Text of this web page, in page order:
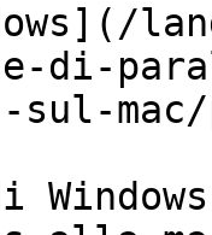
di-
sul-